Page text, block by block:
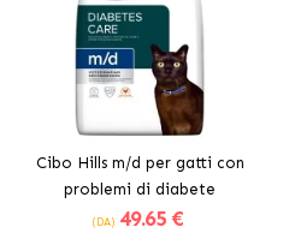
Cibo Hills m/d per gatti con
problemi di diabete
(DA) 49.65 €